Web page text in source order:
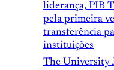
liderança, PIB
pela primeira
transferência
instituições
The University